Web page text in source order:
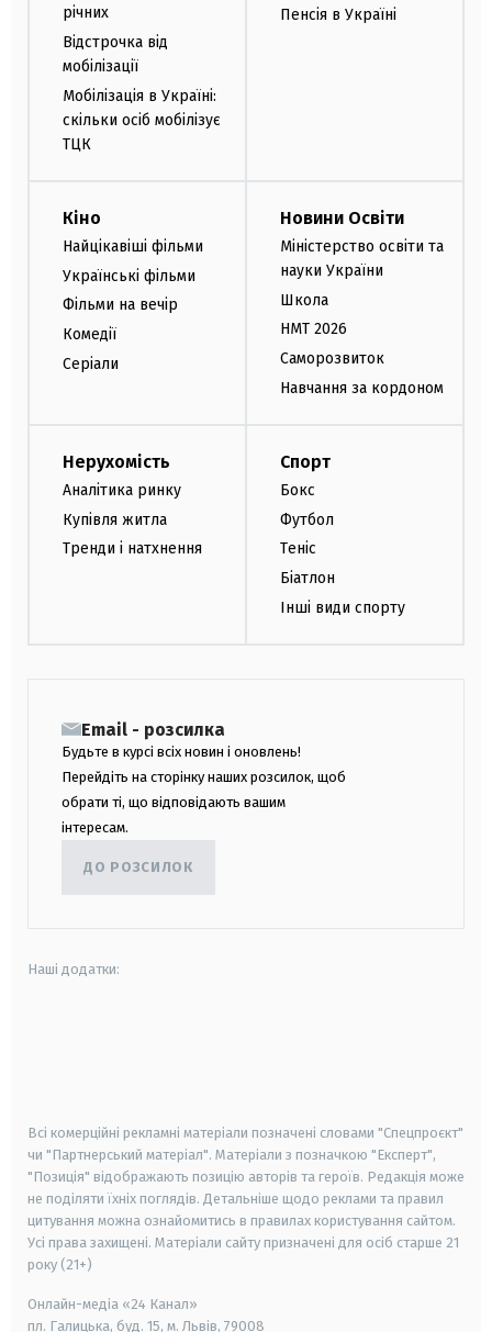
річних
Відстрочка від
мобілізації
Мобілізація в Україні:
скільки осіб мобілізує
ТЦК
Пенсія в Україні
Кіно
Найцікавіші фільми
Українські фільми
Фільми на вечір
Комедії
Серіали
Новини Освіти
Міністерство освіти та
науки України
Школа
НМТ 2026
Саморозвиток
Навчання за кордоном
Нерухомість
Аналітика ринку
Купівля житла
Тренди і натхнення
Спорт
Бокс
Футбол
Теніс
Біатлон
Інші види спорту
Email - розсилка
Будьте в курсі всіх новин і оновлень!
Перейдіть на сторінку наших розсилок, щоб
обрати ті, що відповідають вашим
інтересам.
ДО РОЗСИЛОК
Наші додатки:
Всі комерційні рекламні матеріали позначені словами "Спецпроєкт"
чи "Партнерський матеріал". Матеріали з позначкою "Експерт",
"Позиція" відображають позицію авторів та героїв. Редакція може
не поділяти їхніх поглядів. Детальніше щодо реклами та правил
цитування можна ознайомитись в правилах користування сайтом.
Усі права захищені. Матеріали сайту призначені для осіб старше 21
року (21+)
Онлайн-медіа «24 Канал»
пл. Галицька, буд. 15, м. Львів, 79008